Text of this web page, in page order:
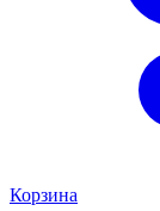
Корзина